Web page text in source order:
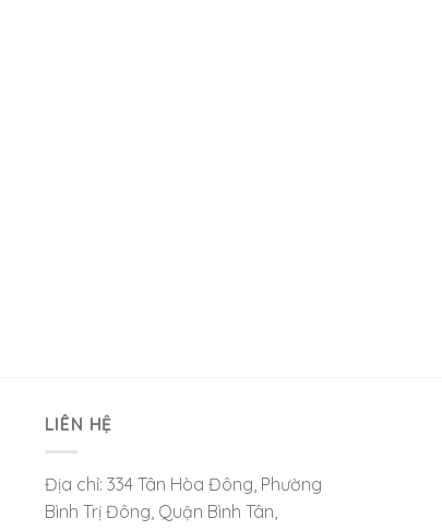
LIÊN HỆ
Địa chỉ: 334 Tân Hòa Đông, Phường
Bình Trị Đông, Quận Bình Tân,